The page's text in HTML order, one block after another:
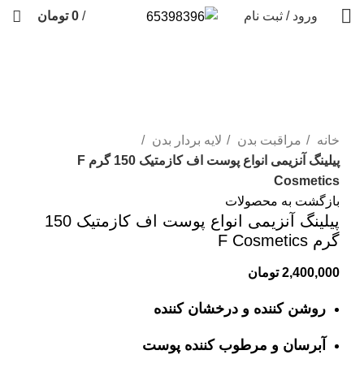
ورود / ثبت نام /
0 تومان
خانه
مراقبت بدن
لایه بردار بدن
پیلینگ آنزیمی انواع پوست اف کازمتیک 150 گرم F
Cosmetics
بازگشت به محصولات
پیلینگ آنزیمی انواع پوست اف کازمتیک 150
گرم F Cosmetics
2,400,000 تومان
روشن کننده و درخشان کننده
آبرسان و مرطوب کننده پوست